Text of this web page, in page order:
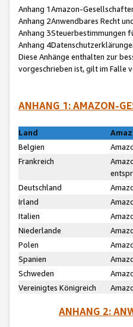
Anhang 1Amazon-
Anhang 2Anwendbares Recht
Anhang 3Steuerbestimmungen
Anhang
Diese Anhänge enthalten zur
vorgeschrieben ist, gilt im Falle
ANHANG 1: AMAZON-
Land
Belgien
Frankreich
Deutschland
Irland
Italien
Niederlande
Polen
Spanien
Schweden
Vereinigtes Königreich
ANHANG 2: